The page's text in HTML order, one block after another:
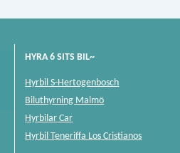
HYRA 6 SITS BIL~
Hyrbil S-Hertogenbosch
Biluthyrning Malmö
Hyrbilar Car
Hyrbil Teneriffa Los Cristianos